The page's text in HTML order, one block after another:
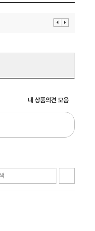
이 다
내 상품의견 모음